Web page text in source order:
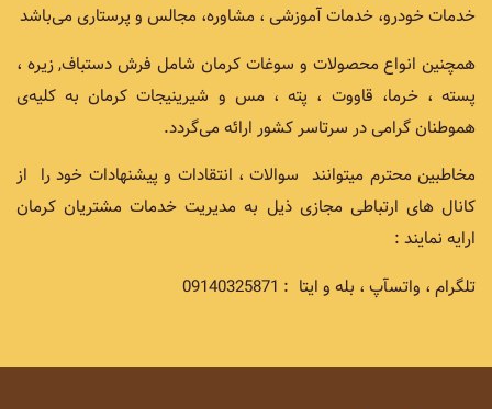
خدمات خودرو، خدمات آموزشی ، مشاوره، مجالس و پرستاری می‌باشد
همچنین انواع محصولات و سوغات کرمان شامل فرش دستباف, زیره ،
پسته ، خرما، قاووت ، پته ، مس و شیرینیجات کرمان به کلیه‌ی
هموطنان گرامی در سرتاسر کشور ارائه می‌گردد.
مخاطبین محترم میتوانند سوالات ، انتقادات و پیشنهادات خود را از
کانال های ارتباطی مجازی ذیل به مدیریت خدمات مشتریان کرمان
ارایه نمایند :
تلگرام ، واتسآپ ، بله و ایتا : 09140325871